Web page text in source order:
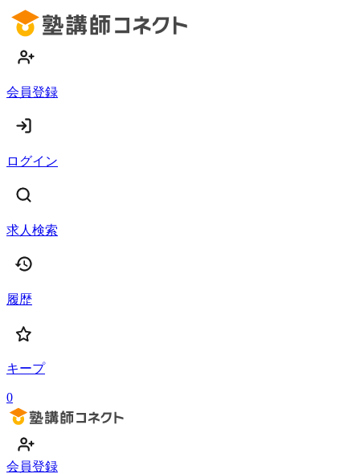
会員登録
ログイン
求人検索
履歴
キープ
0
会員登録